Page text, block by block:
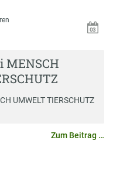
MENSCH
UMWELT TIERSCHUTZ
Zum Beitrag …